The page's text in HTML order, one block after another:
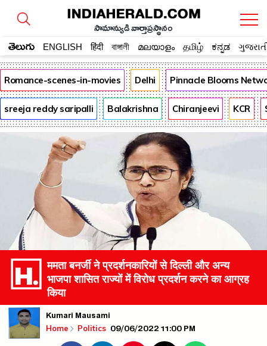
సామాన్యుడి వార్తాప్రస్థానం
తెలుగు ENGLISH हिंदी বাঙ্গালী മലയാളം தமிழ் ಕನ್ನಡ
Romance-scenes-in-movies Delhi Pinnacle Blooms
sreeja reddy saripalli Balakrishna Chiranjeevi KCR
ममता बनर्जी ने प्रदर्शनकारियों से दिल्ली और अन्य
भाजपा शासित राज्यों में विरोध प्रदर्शन करने का आग्रह
किया
Kumari Mausami
Home Politics 09/06/2022 11:00 PM